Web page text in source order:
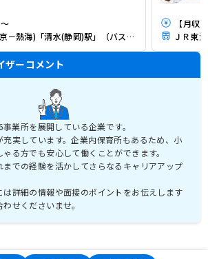
ＪＲ東海道本線(東京－熱海)「清水(静岡)駅」（バス・車4分）
【月収
ザーコメント
業所を展開している企業です。
実しています。企業内保育所もあるため、小
る方でも安心して働くことができます。
での経験を活かしてさらなるキャリアアップ
は詳細の情報や面接のポイントをお伝えします
せくださいませ。